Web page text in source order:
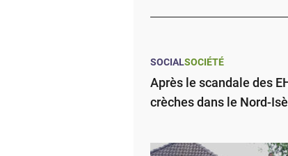
SOCIALSOCIÉTÉ
Après le scandale des
crèches dans le Nord-